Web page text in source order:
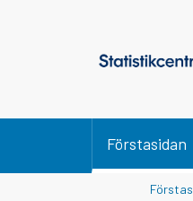
Förstasidan